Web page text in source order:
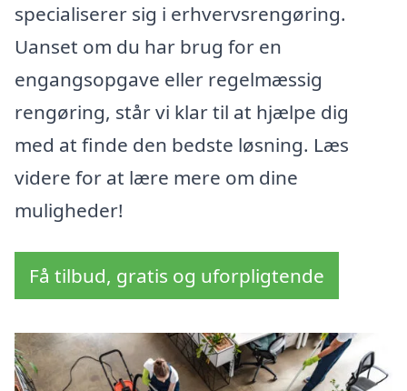
specialiserer sig i erhvervsrengøring.
Uanset om du har brug for en
engangsopgave eller regelmæssig
rengøring, står vi klar til at hjælpe dig
med at finde den bedste løsning. Læs
videre for at lære mere om dine
muligheder!
Få tilbud, gratis og uforpligtende